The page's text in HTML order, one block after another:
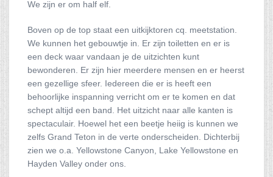
We zijn er om half elf.
Boven op de top staat een uitkijktoren cq. meetstation.
We kunnen het gebouwtje in. Er zijn toiletten en er is
een deck waar vandaan je de uitzichten kunt
bewonderen. Er zijn hier meerdere mensen en er heerst
een gezellige sfeer. Iedereen die er is heeft een
behoorlijke inspanning verricht om er te komen en dat
schept altijd een band. Het uitzicht naar alle kanten is
spectaculair. Hoewel het een beetje heiig is kunnen we
zelfs Grand Teton in de verte onderscheiden. Dichterbij
zien we o.a. Yellowstone Canyon, Lake Yellowstone en
Hayden Valley onder ons.